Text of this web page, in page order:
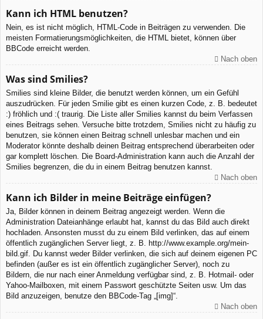
Kann ich HTML benutzen?
Nein, es ist nicht möglich, HTML-Code in Beiträgen zu verwenden. Die
meisten Formatierungsmöglichkeiten, die HTML bietet, können über
BBCode erreicht werden.
Nach oben
Was sind Smilies?
Smilies sind kleine Bilder, die benutzt werden können, um ein Gefühl
auszudrücken. Für jeden Smilie gibt es einen kurzen Code, z. B. bedeutet
:) fröhlich und :( traurig. Die Liste aller Smilies kannst du beim Verfassen
eines Beitrags sehen. Versuche bitte trotzdem, Smilies nicht zu häufig zu
benutzen, sie können einen Beitrag schnell unlesbar machen und ein
Moderator könnte deshalb deinen Beitrag entsprechend überarbeiten oder
gar komplett löschen. Die Board-Administration kann auch die Anzahl der
Smilies begrenzen, die du in einem Beitrag benutzen kannst.
Nach oben
Kann ich Bilder in meine Beiträge einfügen?
Ja, Bilder können in deinem Beitrag angezeigt werden. Wenn die
Administration Dateianhänge erlaubt hat, kannst du das Bild auch direkt
hochladen. Ansonsten musst du zu einem Bild verlinken, das auf einem
öffentlich zugänglichen Server liegt, z. B. http://www.example.org/mein-
bild.gif. Du kannst weder Bilder verlinken, die sich auf deinem eigenen PC
befinden (außer es ist ein öffentlich zugänglicher Server), noch zu
Bildern, die nur nach einer Anmeldung verfügbar sind, z. B. Hotmail- oder
Yahoo-Mailboxen, mit einem Passwort geschützte Seiten usw. Um das
Bild anzuzeigen, benutze den BBCode-Tag „[img]“.
Nach oben